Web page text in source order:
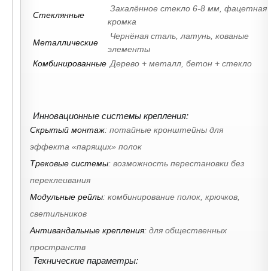
Стеклянные
Закалённое стекло 6-8 мм, фацетная
кромка
Металлические
Чернёная сталь, латунь, кованые
элементы
Комбинированные Дерево + металл, бетон + стекло
Инновационные системы крепления:
Скрытый монтаж: потайные кронштейны для
эффекта «парящих» полок
Трековые системы: возможность перестановки без
переклеивания
Модульные рейлы: комбинирование полок, крючков,
светильников
Антивандальные крепления: для общественных
пространств
Технические параметры: